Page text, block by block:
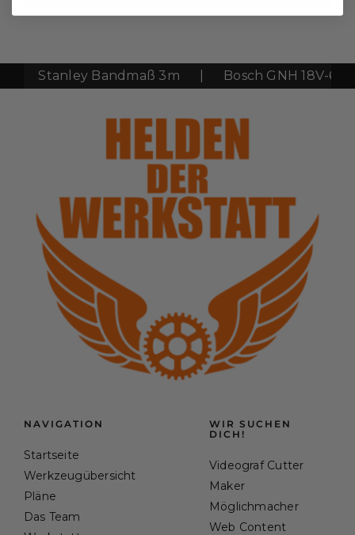
Stanley Bandmaß 3m Bosch GNH 18V-64
NAVIGATION
Startseite
Werkzeugübersicht
Pläne
Das Team
WIR SUCHEN
DICH!
Videograf Cutter
Maker
Möglichmacher
Web Content